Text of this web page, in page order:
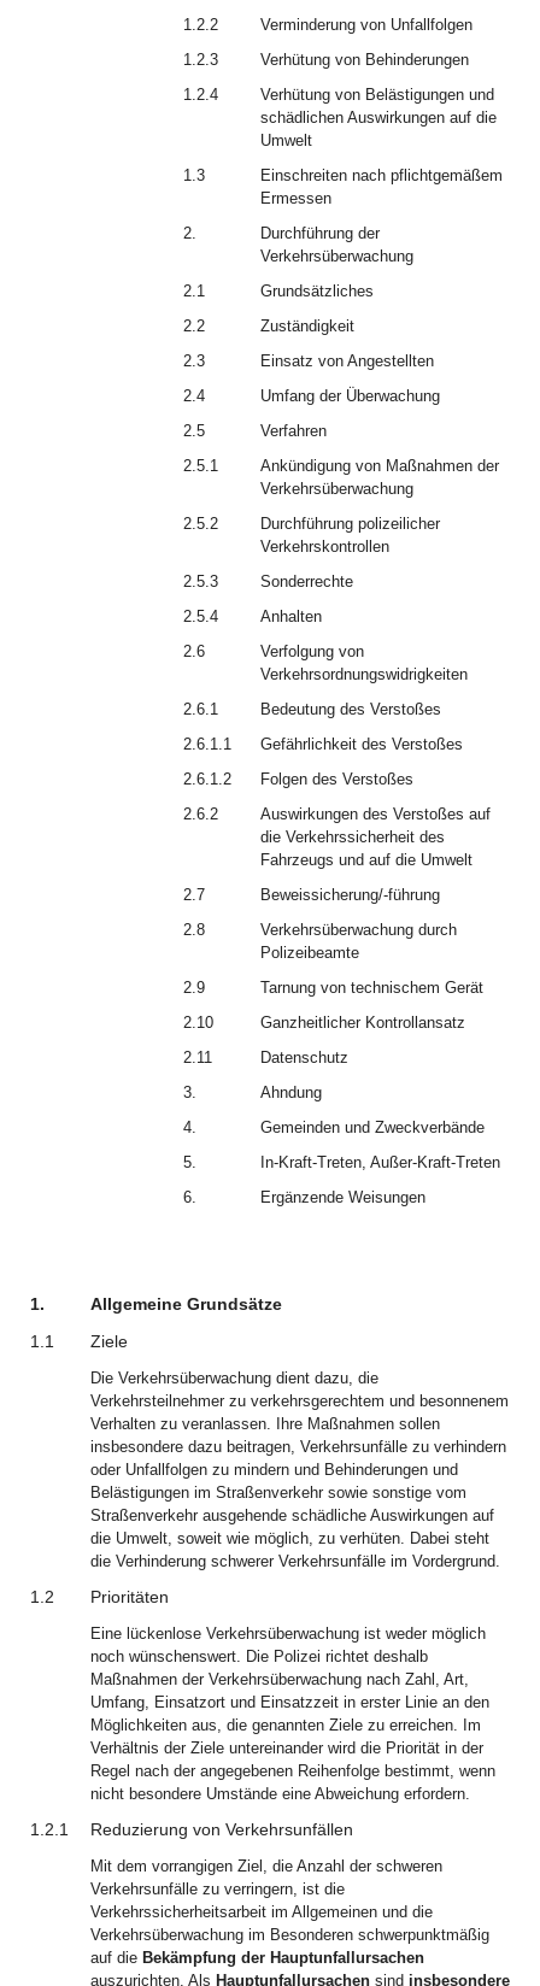
1.2.2
Verminderung von Unfallfolgen
1.2.3
Verhütung von Behinderungen
1.2.4
Verhütung von Belästigungen und
schädlichen Auswirkungen auf die
Umwelt
1.3
Einschreiten nach pflichtgemäßem
Ermessen
2.
Durchführung der
Verkehrsüberwachung
2.1
Grundsätzliches
2.2
Zuständigkeit
2.3
Einsatz von Angestellten
2.4
Umfang der Überwachung
2.5
Verfahren
2.5.1
Ankündigung von Maßnahmen der
Verkehrsüberwachung
2.5.2
Durchführung polizeilicher
Verkehrskontrollen
2.5.3
Sonderrechte
2.5.4
Anhalten
2.6
Verfolgung von
Verkehrsordnungswidrigkeiten
2.6.1
Bedeutung des Verstoßes
2.6.1.1
Gefährlichkeit des Verstoßes
2.6.1.2
Folgen des Verstoßes
2.6.2
Auswirkungen des Verstoßes auf
die Verkehrssicherheit des
Fahrzeugs und auf die Umwelt
2.7
Beweissicherung/-führung
2.8
Verkehrsüberwachung durch
Polizeibeamte
2.9
Tarnung von technischem Gerät
2.10
Ganzheitlicher Kontrollansatz
2.11
Datenschutz
3.
Ahndung
4.
Gemeinden und Zweckverbände
5.
In-Kraft-Treten, Außer-Kraft-Treten
6.
Ergänzende Weisungen
1.
Allgemeine Grundsätze
1.1
Ziele
Die Verkehrsüberwachung dient dazu, die
Verkehrsteilnehmer zu verkehrsgerechtem und besonnenem
Verhalten zu veranlassen. Ihre Maßnahmen sollen
insbesondere dazu beitragen, Verkehrsunfälle zu verhindern
oder Unfallfolgen zu mindern und Behinderungen und
Belästigungen im Straßenverkehr sowie sonstige vom
Straßenverkehr ausgehende schädliche Auswirkungen auf
die Umwelt, soweit wie möglich, zu verhüten. Dabei steht
die Verhinderung schwerer Verkehrsunfälle im Vordergrund.
1.2 Prioritäten
Eine lückenlose Verkehrsüberwachung ist weder möglich
noch wünschenswert. Die Polizei richtet deshalb
Maßnahmen der Verkehrsüberwachung nach Zahl, Art,
Umfang, Einsatzort und Einsatzzeit in erster Linie an den
Möglichkeiten aus, die genannten Ziele zu erreichen. Im
Verhältnis der Ziele untereinander wird die Priorität in der
Regel nach der angegebenen Reihenfolge bestimmt, wenn
nicht besondere Umstände eine Abweichung erfordern.
1.2.1 Reduzierung von Verkehrsunfällen
Mit dem vorrangigen Ziel, die Anzahl der schweren
Verkehrsunfälle zu verringern, ist die
Verkehrssicherheitsarbeit im Allgemeinen und die
Verkehrsüberwachung im Besonderen schwerpunktmäßig
auf die Bekämpfung der Hauptunfallursachen
auszurichten. Als Hauptunfallursachen sind insbesondere